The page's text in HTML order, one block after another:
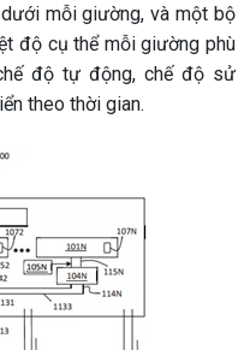
mỗi giường, và một bộ
độ cụ thể mỗi giường phù
độ tự động, chế độ sử
theo thời gian.